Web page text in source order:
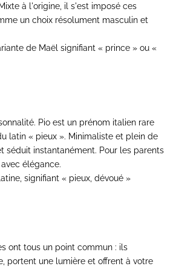
à l'origine, il s'est imposé ces
un choix résolument masculin et
de Maël signifiant « prince » ou «
Pio est un prénom italien rare
latin « pieux ». Minimaliste et plein de
séduit instantanément. Pour les parents
élégance.
signifiant « pieux, dévoué »
ont tous un point commun : ils
portent une lumière et offrent à votre